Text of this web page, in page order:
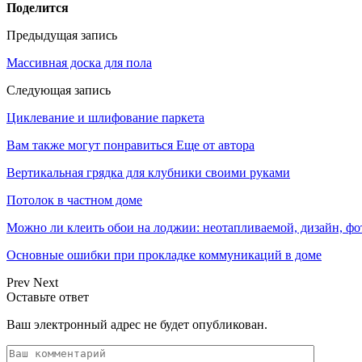
Поделится
Предыдущая запись
Массивная доска для пола
Следующая запись
Циклевание и шлифование паркета
Вам также могут понравиться Еще от автора
Вертикальная грядка для клубники своими руками
Потолок в частном доме
Можно ли клеить обои на лоджии: неотапливаемой, дизайн,
Основные ошибки при прокладке коммуникаций в доме
Prev Next
Оставьте ответ
Ваш электронный адрес не будет опубликован.